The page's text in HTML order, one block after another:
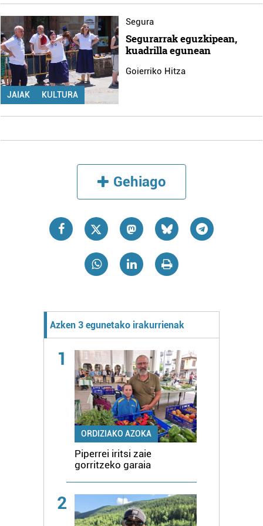
JAIAK KULTURA
Segura
Segurarrak eguzkipean,
kuadrilla egunean
Goierriko Hitza
Gehiago
Azken 3 egunetako irakurrienak
1
ORDIZIAKO AZOKA
Piperrei iritsi zaie
gorritzeko garaia
2